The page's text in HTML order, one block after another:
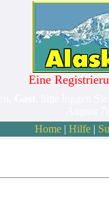
Eine
Home| Hilfe|